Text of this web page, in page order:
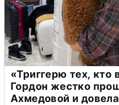
«Триггерю тех, кто
Гордон жестко
Ахмедовой и